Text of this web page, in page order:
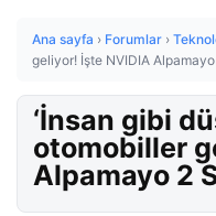
Ana sayfa › Forumlar ›
geliyor! İşte NVIDIA
‘İnsan gibi
otomobiller
Alpamayo 2